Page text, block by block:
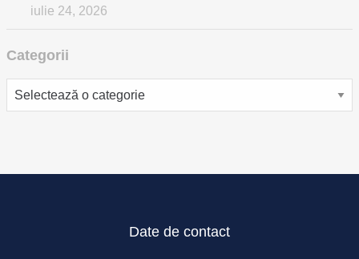
iulie 24, 2026
Categorii
Categorii
Date de contact